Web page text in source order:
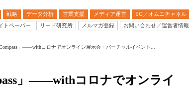
戦略 データ分析 営業支援 メディア運営 EC／オムニチャネル
トペーパー
リード研究所 メルマガ登録 お問い合わせ／運営者情報
」――withコロナでオンライン展示会・バーチャルイベント...
」――withコロナでオンライ